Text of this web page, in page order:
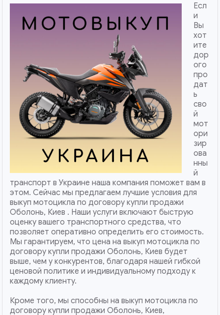
Есл
и
Вы
хот
ите
дор
ого
про
дат
ь
сво
й
мот
ори
зир
ова
нны
й
транспорт в Украине наша компания поможет вам в
этом. Сейчас мы предлагаем лучшие условия для
выкуп мотоцикла по договору купли продажи
Оболонь, Киев . Наши услуги включают быструю
оценку вашего транспортного средства, что
позволяет оперативно определить его стоимость.
Мы гарантируем, что цена на выкуп мотоцикла по
договору купли продажи Оболонь, Киев будет
выше, чем у конкурентов, благодаря нашей гибкой
ценовой политике и индивидуальному подходу к
каждому клиенту.
Кроме того, мы способны на выкуп мотоцикла по
договору купли продажи Оболонь, Киев,